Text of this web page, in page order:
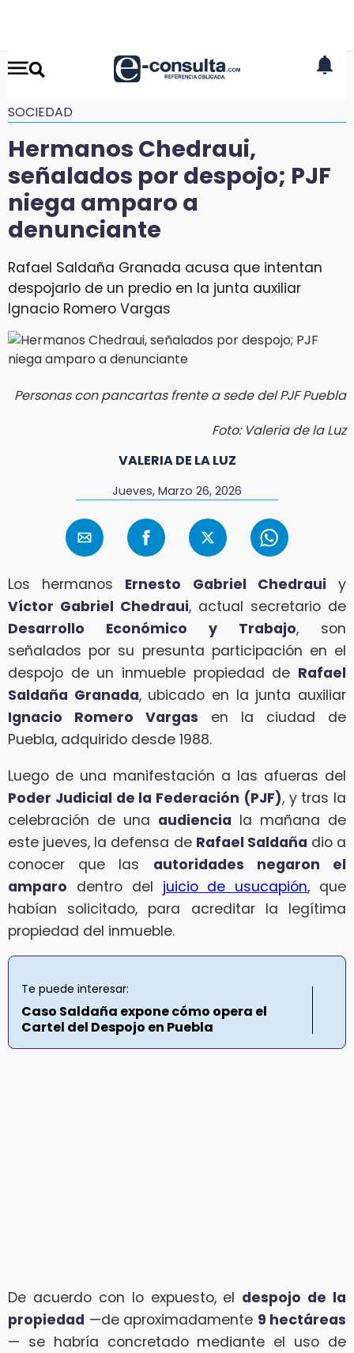
SOCIEDAD
Hermanos Chedraui,
señalados por despojo; PJF
niega amparo a
denunciante
Rafael Saldaña Granada acusa que intentan
despojarlo de un predio en la junta auxiliar
Ignacio Romero Vargas
Personas con pancartas frente a sede del PJF Puebla
Foto: Valeria de la Luz
VALERIA DE LA LUZ
Jueves, Marzo 26, 2026
Los hermanos Ernesto Gabriel Chedraui y
Víctor Gabriel Chedraui, actual secretario de
Desarrollo Económico y Trabajo, son
señalados por su presunta participación en el
despojo de un inmueble propiedad de Rafael
Saldaña Granada, ubicado en la junta auxiliar
Ignacio Romero Vargas en la ciudad de
Puebla, adquirido desde 1988.
Luego de una manifestación a las afueras del
Poder Judicial de la Federación (PJF), y tras la
celebración de una audiencia la mañana de
este jueves, la defensa de Rafael Saldaña dio a
conocer que las autoridades negaron el
amparo dentro del juicio de usucapión, que
habían solicitado, para acreditar la legítima
propiedad del inmueble.
Te puede interesar:
Caso Saldaña expone cómo opera el
Cartel del Despojo en Puebla
De acuerdo con lo expuesto, el despojo de la
propiedad —de aproximadamente 9 hectáreas
— se habría concretado mediante el uso de